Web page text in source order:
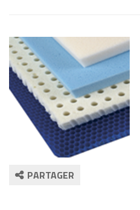
PARTAGER